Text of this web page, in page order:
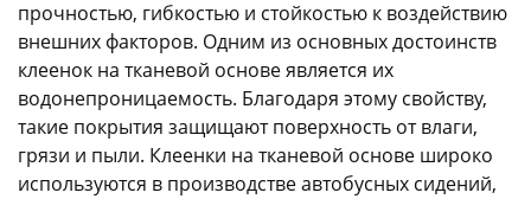
прочностью, гибкостью и стойкостью к воздействию
внешних факторов. Одним из основных достоинств
клеенок на тканевой основе является их
водонепроницаемость. Благодаря этому свойству,
такие покрытия защищают поверхность от влаги,
грязи и пыли. Клеенки на тканевой основе широко
используются в производстве автобусных сидений,